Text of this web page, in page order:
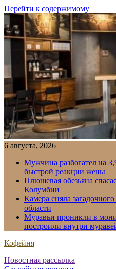
Перейти к содержимому
6 августа, 2026
Мужчина разбогател на
быстрой реакции жены
Плюшевая обезьяна
Колумбии
Камера сняла
области
Муравьи проникли в
построили внутри
Кофейня
Новостная рассылка